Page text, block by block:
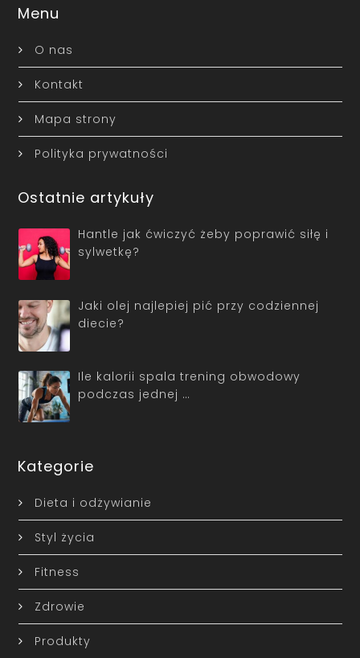
Menu
O nas
Kontakt
Mapa strony
Polityka prywatności
Ostatnie artykuły
Hantle jak ćwiczyć żeby poprawić siłę i
sylwetkę?
Jaki olej najlepiej pić przy codziennej
diecie?
Ile kalorii spala trening obwodowy
podczas jednej …
Kategorie
Dieta i odżywianie
Styl życia
Fitness
Zdrowie
Produkty